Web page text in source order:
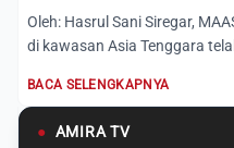
Oleh: Hasrul Sani Siregar,
di kawasan Asia Tenggara
BACA SELENGKAPNYA
● AMIRA TV